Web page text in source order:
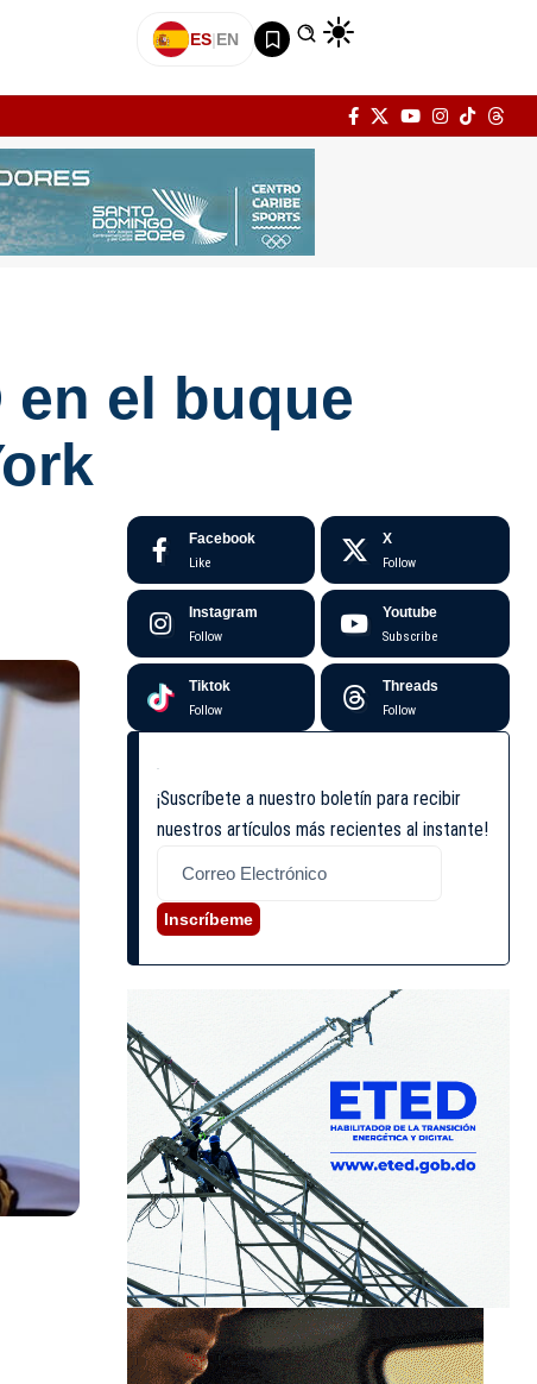
ES|EN
en el buque
Facebook
Like
X
Follow
Instagram
Follow
Youtube
Subscribe
Tiktok
Follow
Threads
Follow
¡Suscríbete a nuestro boletín para recibir
nuestros artículos más recientes al instante!
Inscríbeme